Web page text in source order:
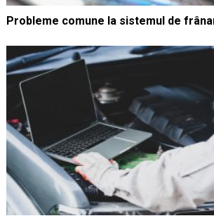
Probleme comune la sistemul de